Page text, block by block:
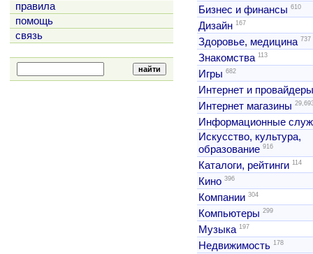
правила
помощь
связь
Бизнес и финансы 610
Дизайн 167
Здоровье, медицина 737
Знакомства 113
Игры 682
Интернет и провайдеры
Интернет магазины
Информационные
Искусство, культура,
образование 916
Каталоги, рейтинги 114
Кино 396
Компании 304
Компьютеры 299
Музыка 197
Недвижимость 178